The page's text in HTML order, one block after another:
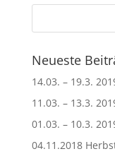
Neueste
14.03. – 19.3.
11.03. – 13.3.
01.03. – 10.3.
04.11.2018